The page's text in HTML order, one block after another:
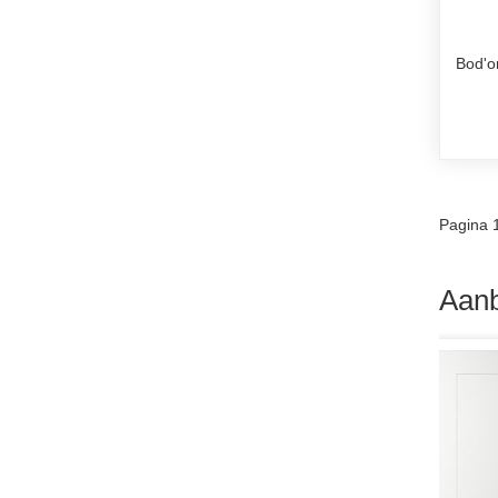
Pagina